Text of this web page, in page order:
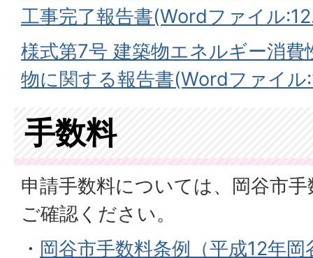
工事完了報告書(Wordファイル
様式第7号 建築物エネルギー消費
物に関する報告書(Wordファイル
手数料
申請手数料については、岡谷市
ご確認ください。
・ 岡谷市手数料条例（平成12年